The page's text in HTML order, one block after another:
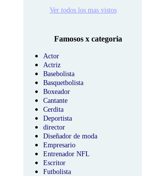
Ver todos los mas vistos
Famosos x categoria
Actor
Actriz
Basebolista
Basquetbolista
Boxeador
Cantante
Cerdita
Deportista
director
Diseñador de moda
Empresario
Entrenador NFL
Escritor
Futbolista